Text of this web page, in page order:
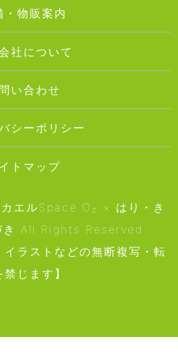
・物販案内
社について
い合わせ
シーポリシー
トマップ
エルSpace O₂ × はり・き
き All Rights Reserved.
イラストなどの無断複写・転
禁じます】